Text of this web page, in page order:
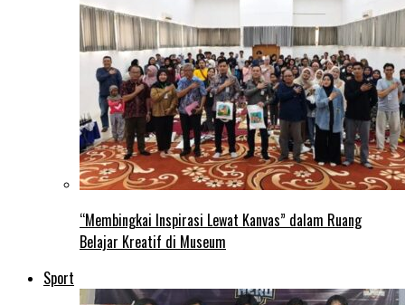
“Membingkai Inspirasi Lewat Kanvas” dalam Ruang
Belajar Kreatif di Museum
Sport